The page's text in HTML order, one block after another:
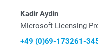
Kadir Aydin
Microsoft Licensing
+49 (0)69-173261-